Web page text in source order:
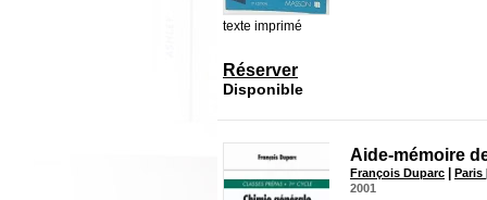
texte imprimé
Réserver
Disponible
Aide-mémoire
François Duparc |
2001